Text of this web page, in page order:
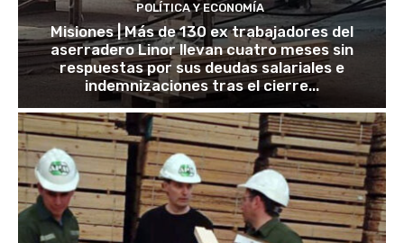
POLÍTICA Y ECONOMÍA
Misiones | Más de 130 ex trabajadores del
aserradero Linor llevan cuatro meses sin
respuestas por sus deudas salariales e
indemnizaciones tras el cierre...